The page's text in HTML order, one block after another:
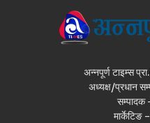
अन्नपूर्ण टाइम्स
अध्यक्ष/प्रधान
सम्पादक
मार्केटिङ